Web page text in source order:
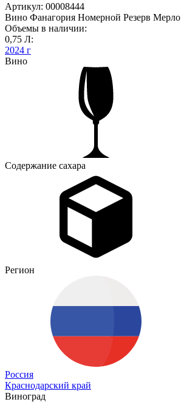
Артикул: 00008444
Вино Фанагория Номерной Резерв Мерло
Объемы в наличии:
0,75 Л:
2024 г
Вино
Содержание сахара
Регион
Россия
Краснодарский край
Виноград